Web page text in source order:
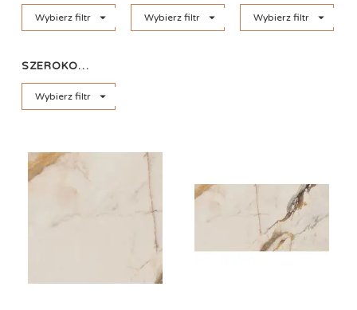
Wybierz filtr  Wybierz filtr  
SZEROKOŚĆ
